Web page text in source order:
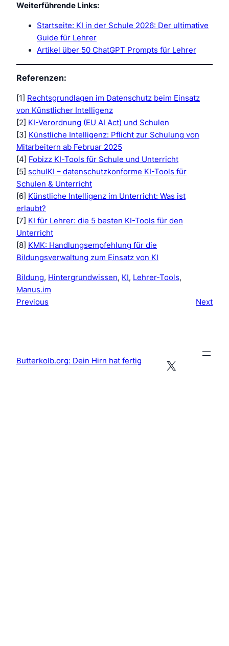
Weiterführende Links:
Startseite: KI in der Schule 2026: Der ultimative
Guide für Lehrer
Artikel über 50 ChatGPT Prompts für Lehrer
Referenzen:
[1]
Rechtsgrundlagen im Datenschutz beim Einsatz
von Künstlicher Intelligenz
[2]
KI-Verordnung (EU AI Act) und Schulen
[3]
Künstliche Intelligenz: Pflicht zur Schulung von
Mitarbeitern ab Februar 2025
[4]
Fobizz KI-Tools für Schule und Unterricht
[5] schulKI – datenschutzkonforme KI-Tools für
Schulen & Unterricht
[6]
Künstliche Intelligenz im Unterricht: Was ist
erlaubt?
[7]
KI für Lehrer: die 5 besten KI-Tools für den
Unterricht
[8]
KMK: Handlungsempfehlung für die
Bildungsverwaltung zum Einsatz von KI
Bildung, Hintergrundwissen, KI, Lehrer-Tools
Manus.im
Previous
Next
Butterkolb.org: Dein Hirn hat fertig X